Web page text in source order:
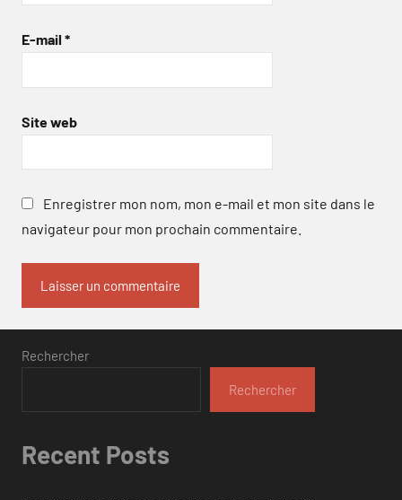
E-mail *
Site web
Enregistrer mon nom, mon e-mail et mon site dans le
navigateur pour mon prochain commentaire.
Rechercher
Rechercher
Recent Posts